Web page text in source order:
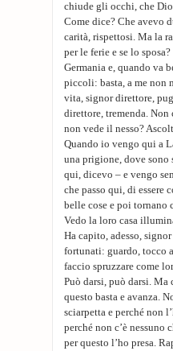
chiude gli occhi, che
Come dice? Che avevo
carità, rispettosi. Ma la
per le ferie e se lo
Germania e, quando va
piccoli: basta, a me non
vita, signor direttore,
direttore, tremenda.
non vede il nesso?
Quando io vengo qui a
una prigione, dove sono
qui, dicevo – e vengo
che passo qui, di essere
belle cose e poi tornano
Vedo la loro casa
Ha capito, adesso,
fortunati: guardo, tocco
faccio spruzzare come
Può darsi, può darsi. Ma
questo basta e avanza.
sciarpetta e perché non
perché non c’è
per questo l’ho presa.